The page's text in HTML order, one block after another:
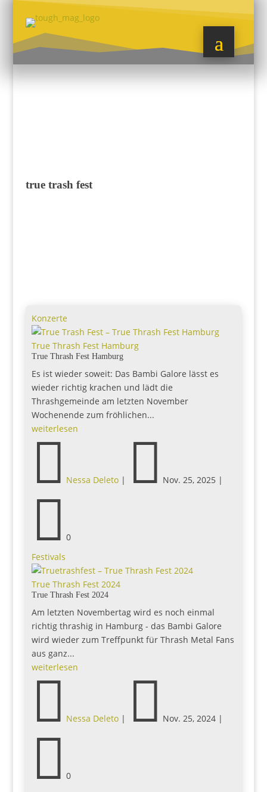
true trash fest
Konzerte
True Thrash Fest Hamburg
True Thrash Fest Hamburg
Es ist wieder soweit: Das Bambi Galore lässt es
wieder richtig krachen und lädt die
Thrashgemeinde am letzten November
Wochenende zum fröhlichen...
weiterlesen
 Nessa Deleto|  Nov. 25, 2025 |
 0
Festivals
True Thrash Fest 2024
True Thrash Fest 2024
Am letzten Novembertag wird es noch einmal
richtig thrashig in Hamburg - das Bambi Galore
wird wieder zum Treffpunkt für Thrash Metal Fans
aus ganz...
weiterlesen
 Nessa Deleto|  Nov. 25, 2024|
 0